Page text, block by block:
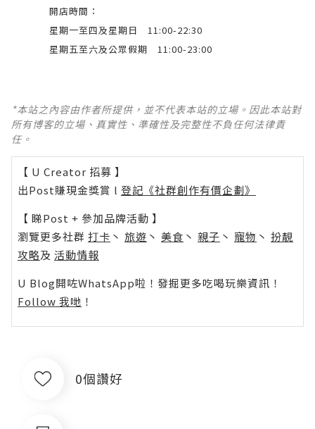
開店時間：
星期一至四及星期日 11:00-22:30
星期五至六及公眾假期 11:00-23:00
*本站之內容由作者所提供，並不代表本站的立場。因此本站對
所有博客的立場、真實性、準確性及完整性不負任何法律責
任。
【 U Creator 招募 】
出Post賺現金獎賞 l 登記《社群創作有價企劃》
【 睇Post + 參加品牌活動 】
瀏覽更多社群 打卡 丶 旅遊 丶 美食 丶 親子 丶 寵物 丶 扮靚
攻略及 活動情報
U Blog開咗WhatsApp啦！發掘更多吃喝玩樂資訊！
Follow 我哋 ！
0個讚好